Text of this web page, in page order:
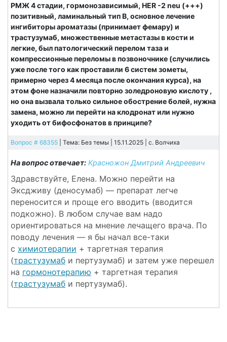
РМЖ 4 стадии, гормонозависимый, HER -2 neu (+++)
позитивный, ламинальный тип В, основное лечение
ингибиторы ароматазы (принимает фемару) и
трастузумаб, множественные метастазы в кости и
легкие, был патологический перелом таза и
компрессионные переломы в позвоночнике (случились
уже после того как проставили 6 систем зометы,
примерно через 4 месяца после окончания курса), на
этом фоне назначили повторно золедроновую кислоту ,
но она вызвала только сильное обострение болей, нужна
замена, можно ли перейти на клодронат или нужно
уходить от бифосфонатов в принципе?
Вопрос # 68355 | Тема: Без темы | 15.11.2025 | c. Волчиха
На вопрос отвечает: Красножон Дмитрий Андреевич
Здравствуйте, Елена. Можно перейти на
Эксдживу (деносумаб) — препарат легче
переносится и проще его вводить (вводится
подкожно). В любом случае вам надо
ориентироваться на мнение лечащего врача. По
поводу лечения — я бы начал все-таки
с химиотерапии + таргетная терапия
(трастузумаб и пертузумаб) и затем уже перешел
на гормонотерапию + таргетная терапия
(трастузумаб и пертузумаб).